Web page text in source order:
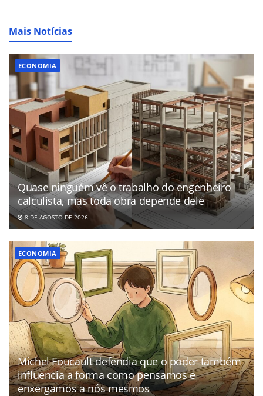
Mais Notícias
ECONOMIA
Quase ninguém vê o trabalho do engenheiro
calculista, mas toda obra depende dele
8 DE AGOSTO DE 2026
ECONOMIA
Michel Foucault defendia que o poder também
influencia a forma como pensamos e
enxergamos a nós mesmos